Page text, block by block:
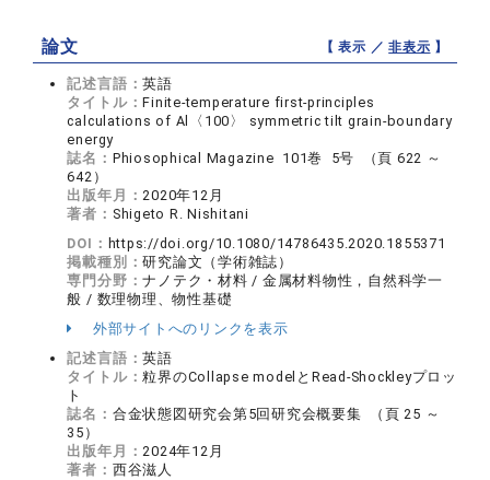
論文 【 表示 ／非表示 】
記述言語：英語
タイトル：Finite-temperature first-principles
calculations of Al〈100〉 symmetric tilt grain-boundary
energy
誌名： Phiosophical Magazine 101巻 5号 （頁 622 ～
642）
出版年月：2020年12月
著者： Shigeto R. Nishitani
DOI： https://doi.org/10.1080/14786435.2020.1855371
掲載種別：研究論文（学術雑誌）
専門分野：ナノテク・材料 / 金属材料物性，自然科学一
般 / 数理物理、物性基礎
外部サイトへのリンクを表示
記述言語：英語
タイトル：粒界のCollapse modelとRead-Shockleyプロッ
ト
誌名： 合金状態図研究会第5回研究会概要集 （頁 25 ～
35）
出版年月：2024年12月
著者： 西谷滋人